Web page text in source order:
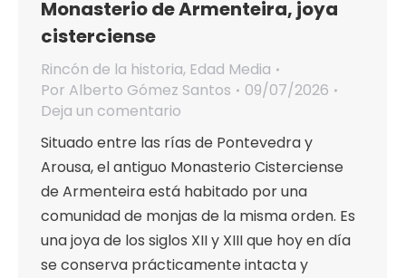
Monasterio de Armenteira, joya
cisterciense
Rincón de la historia, Edad Media
Por Alberto Gómez Santos
09/07/2026
Deja un comentario
Situado entre las rías de Pontevedra y
Arousa, el antiguo Monasterio Cisterciense
de Armenteira está habitado por una
comunidad de monjas de la misma orden. Es
una joya de los siglos XII y XIII que hoy en día
se conserva prácticamente intacta y